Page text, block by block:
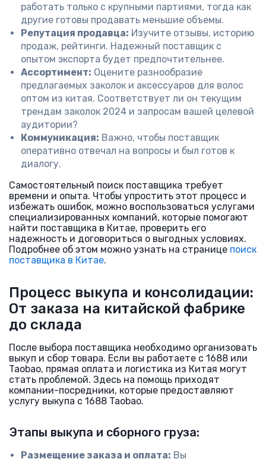
работать только с крупными партиями, тогда как
другие готовы продавать меньшие объемы.
Репутация продавца: Изучите отзывы, историю
продаж, рейтинги. Надежный поставщик с
опытом экспорта будет предпочтительнее.
Ассортимент: Оцените разнообразие
предлагаемых заколок и аксессуаров для волос
оптом из китая. Соответствует ли он текущим
трендам заколок 2024 и запросам вашей целевой
аудитории?
Коммуникация: Важно, чтобы поставщик
оперативно отвечал на вопросы и был готов к
диалогу.
Самостоятельный поиск поставщика требует
времени и опыта. Чтобы упростить этот процесс и
избежать ошибок, можно воспользоваться услугами
специализированных компаний, которые помогают
найти поставщика в Китае, проверить его
надежность и договориться о выгодных условиях.
Подробнее об этом можно узнать на странице поиск
поставщика в Китае.
Процесс выкупа и консолидации:
От заказа на китайской фабрике
до склада
После выбора поставщика необходимо организовать
выкуп и сбор товара. Если вы работаете с 1688 или
Taobao, прямая оплата и логистика из Китая могут
стать проблемой. Здесь на помощь приходят
компании-посредники, которые предоставляют
услугу выкупа с 1688 Taobao.
Этапы выкупа и сборного груза:
Размещение заказа и оплата: Вы